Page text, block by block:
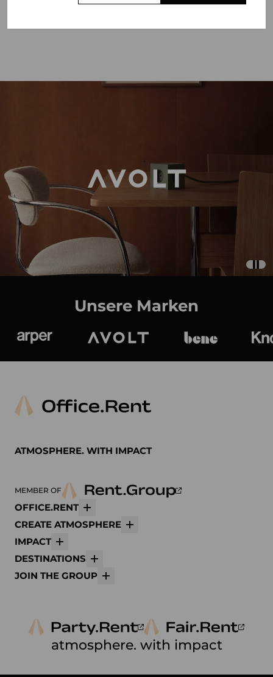
Unsere Marken
ATMOSPHERE. WITH IMPACT
MEMBER OF
OFFICE.RENT
CREATE ATMOSPHERE
IMPACT
DESTINATIONS
JOIN THE GROUP
atmosphere. with impact